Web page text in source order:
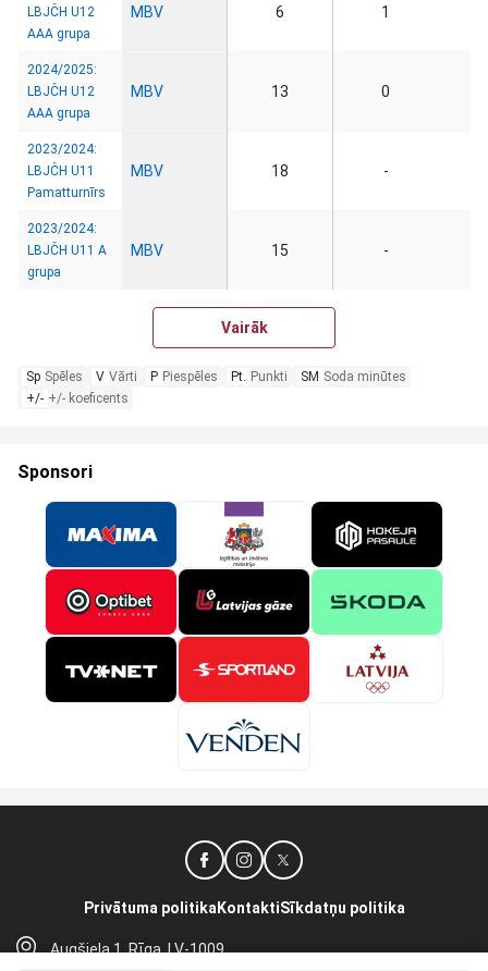
LBJČH U12
AAA grupa
MBV 6 1
2024/2025:
LBJČH U12
AAA grupa
MBV 13 0
2023/2024:
LBJČH U11
Pamatturnīrs
MBV 18 -
2023/2024:
LBJČH U11 A
grupa
MBV 15 -
Vairāk
Sp Spēles V Vārti P Piespēles Pt. Punkti SM Soda minūtes
+/- +/- koeficents
Sponsori
Augšiela 1, Rīga, LV-1009
Privātuma politika KontaktiSīkdatņu politika